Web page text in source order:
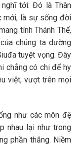
tới: Đó là Thân
mới, là sự sống đời
tính Thánh Thể,
chúng ta dường
tuyệt vọng. Đây
chẳng có chi để hy
việt, vượt trên mọi
như các môn đệ
nhau lại như trong
phần thắng. Niềm